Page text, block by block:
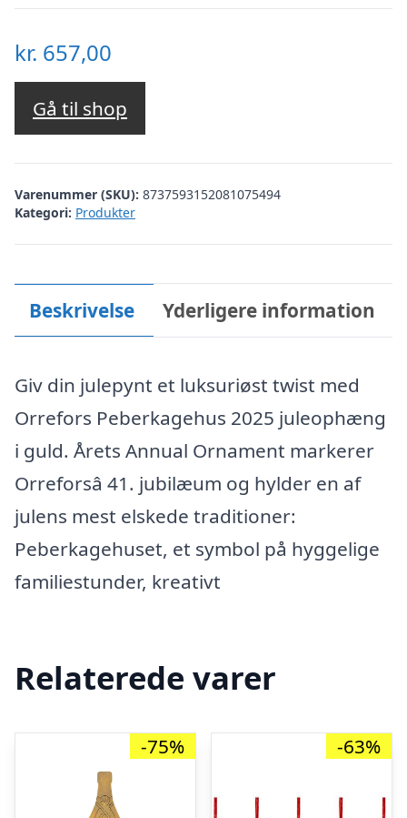
kr. 657,00
Gå til shop
Varenummer (SKU): 8737593152081075494
Kategori: Produkter
Beskrivelse Yderligere information
Giv din julepynt et luksuriøst twist med
Orrefors Peberkagehus 2025 juleophæng
i guld. Årets Annual Ornament markerer
Orreforsâ 41. jubilæum og hylder en af
julens mest elskede traditioner:
Peberkagehuset, et symbol på hyggelige
familiestunder, kreativt
Relaterede varer
-75% -63%